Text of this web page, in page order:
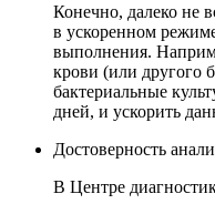
Конечно, далеко не
в ускоренном
выполнения.
крови (или другого
бактериальные
дней, и ускорить
Достоверность
В Центре